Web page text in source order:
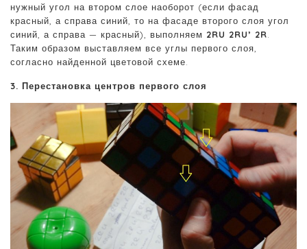
нужный угол на втором слое наоборот (если фасад
красный, а справа синий, то на фасаде второго слоя угол
синий, а справа — красный), выполняем 2RU 2RU’ 2R
Таким образом выставляем все углы первого слоя,
согласно найденной цветовой схеме.
3. Перестановка центров первого слоя